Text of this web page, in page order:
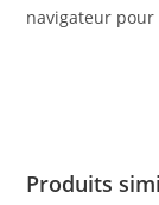
navigateur
Produits